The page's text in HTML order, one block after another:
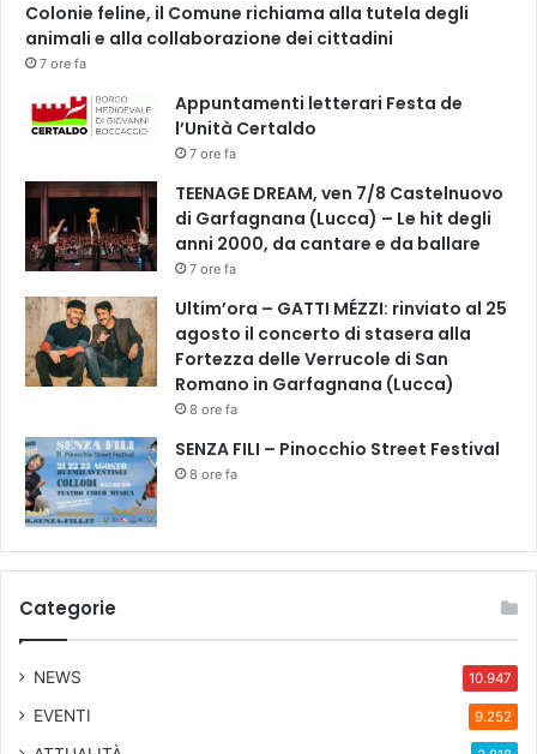
Colonie feline, il Comune richiama alla tutela degli
animali e alla collaborazione dei cittadini
7 ore fa
Appuntamenti letterari Festa de
l’Unità Certaldo
7 ore fa
TEENAGE DREAM, ven 7/8 Castelnuovo
di Garfagnana (Lucca) – Le hit degli
anni 2000, da cantare e da ballare
7 ore fa
Ultim’ora – GATTI MÉZZI: rinviato al 25
agosto il concerto di stasera alla
Fortezza delle Verrucole di San
Romano in Garfagnana (Lucca)
8 ore fa
SENZA FILI – Pinocchio Street Festival
8 ore fa
Categorie
NEWS 10.947
EVENTI 9.252